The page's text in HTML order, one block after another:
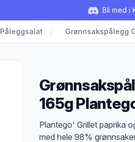
Bli med i
Påleggsalat Grønnsakspålegg
165g
Produktbeskrivelse
Plantego' Grillet paprika
med hele 98%